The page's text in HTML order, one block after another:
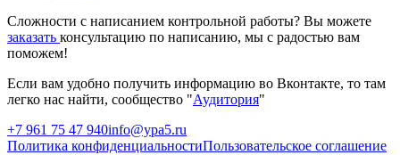
Сложности с написанием контрольной работы? Вы можете
заказать консультацию по написанию, мы с радостью вам
поможем!
Если вам удобно получить информацию во Вконтакте, то там
легко нас найти, сообщество "Аудитория"
+7 961 75 47 940info@ypa5.ru
Политика конфиденциальностиПользовательское соглашение